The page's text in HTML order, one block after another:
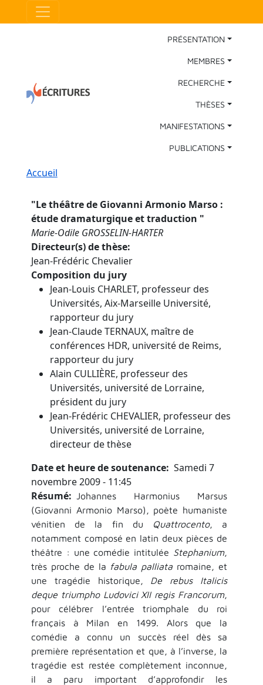
Aller au contenu principal
Main Navigation
PRÉSENTATION
MEMBRES
RECHERCHE
THÈSES
MANIFESTATIONS
PUBLICATIONS
Fil d'Ariane
Accueil
"Le théâtre de Giovanni Armonio Marso :
étude dramaturgique et traduction "
Marie-Odile GROSSELIN-HARTER
Directeur(s) de thèse
Jean-Frédéric Chevalier
Composition du jury
Jean-Louis CHARLET, professeur des
Universités, Aix-Marseille Université,
rapporteur du jury
Jean-Claude TERNAUX, maître de
conférences HDR, université de Reims,
rapporteur du jury
Alain CULLIÈRE, professeur des
Universités, université de Lorraine,
président du jury
Jean-Frédéric CHEVALIER, professeur des
Universités, université de Lorraine,
directeur de thèse
Date et heure de soutenance
Samedi 7
novembre 2009 - 11:45
Résumé
Johannes Harmonius Marsus
(Giovanni Armonio Marso), poète humaniste
vénitien de la fin du
Quattrocento, a
notamment composé en latin deux pièces de
théâtre : une comédie intitulée Stephanium,
très proche de la fabula palliata romaine, et
une tragédie historique, De rebus Italicis
deque triumpho Ludovici XII regis Francorum,
pour célébrer l’entrée triomphale du roi
français à Milan en 1499. Alors que la
comédie a connu un succès réel dès sa
première représentation et que, à l’inverse, la
tragédie est restée complètement inconnue,
il a paru important d’approfondir les
Panneau de gestion des cookies